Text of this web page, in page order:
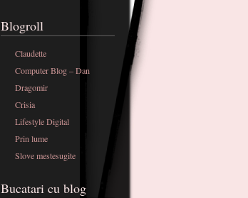
Blogroll
Claudette
Computer Blog – Dan
Dragomir
Crisia
Lifestyle Digital
Prin lume
Slove mestesugite
Bucatari cu blog